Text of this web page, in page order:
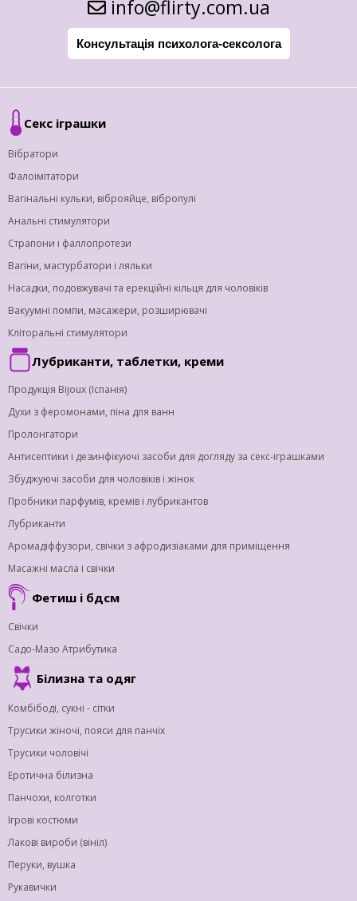
info@flirty.com.ua
Консультація психолога-сексолога
Секс іграшки
Вібратори
Фалоімітатори
Вагінальні кульки, віброяйце, вібропулі
Анальні стимулятори
Страпони і фаллопротези
Вагіни, мастурбатори і ляльки
Насадки, подовжувачі та ерекційні кільця для чоловіків
Вакуумні помпи, масажери, розширювачі
Кліторальні стимулятори
Лубриканти, таблетки, креми
Продукція Bijoux (Іспанія)
Духи з феромонами, піна для ванн
Пролонгатори
Антисептики і дезинфікуючі засоби для догляду за секс-іграшками
Збуджуючі засоби для чоловіків і жінок
Пробники парфумів, кремів і лубрикантов
Лубриканти
Аромадіффузори, свічки з афродизіаками для приміщення
Масажні масла і свічки
Фетиш і бдсм
Свічки
Садо-Мазо Атрибутика
Білизна та одяг
Комбібоді, сукні - сітки
Трусики жіночі, пояси для панчіх
Трусики чоловічі
Еротична білизна
Панчохи, колготки
Ігрові костюми
Лакові вироби (вініл)
Перуки, вушка
Рукавички